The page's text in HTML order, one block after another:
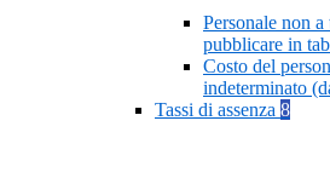
Personale non
pubblicare in
Costo del
indeterminato
Tassi di assenza 8